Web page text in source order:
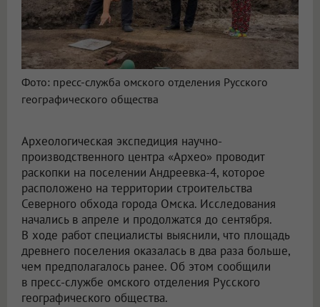
Фото: пресс-служба омского отделения Русского
географического общества
Археологическая экспедиция научно-
производственного центра «Архео» проводит
раскопки на поселении Андреевка-4, которое
расположено на территории строительства
Северного обхода города Омска. Исследования
начались в апреле и продолжатся до сентября.
В ходе работ специалисты выяснили, что площадь
древнего поселения оказалась в два раза больше,
чем предполагалось ранее. Об этом сообщили
в пресс-службе омского отделения Русского
географического общества.